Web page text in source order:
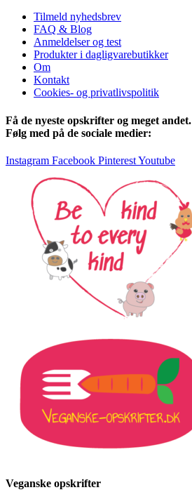
Tilmeld nyhedsbrev
FAQ & Blog
Anmeldelser og test
Produkter i dagligvarebutikker
Om
Kontakt
Cookies- og privatlivspolitik
Få de nyeste opskrifter og meget andet.
Følg med på de sociale medier:
Instagram Facebook PinterestYoutube
Veganske opskrifter